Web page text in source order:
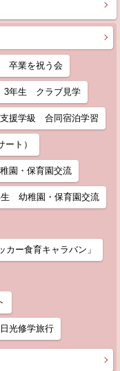
卒業を祝う会
3年生 クラブ見学
援学級 合同宿泊学習
ト）
園・保育園交流
生 幼稚園・保育園交流
ー食育キャラバン」
光修学旅行